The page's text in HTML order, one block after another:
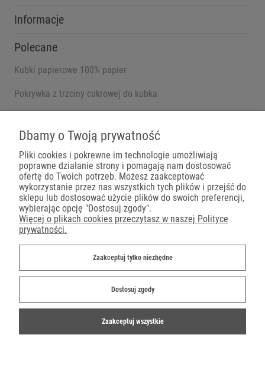
Informacje
Polecane
Kubki papierowe 100% papier
Pokrywka z trzciny cukrowej do kubka
Płatności
Dostawa
Dbamy o Twoją prywatność
Pliki cookies i pokrewne im technologie umożliwiają
poprawne działanie strony i pomagają nam dostosować
ofertę do Twoich potrzeb. Możesz zaakceptować
wykorzystanie przez nas wszystkich tych plików i przejść do
sklepu lub dostosować użycie plików do swoich preferencji,
wybierając opcję "Dostosuj zgody".
Więcej o plikach cookies przeczytasz w naszej Polityce
prywatności.
Zaakceptuj tylko niezbędne
Dostosuj zgody
Zaakceptuj wszystkie